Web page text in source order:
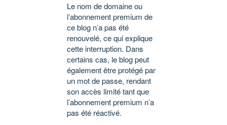
Le nom de domaine ou
l’abonnement premium de
ce blog n’a pas été
renouvelé, ce qui explique
cette interruption. Dans
certains cas, le blog peut
également être protégé par
un mot de passe, rendant
son accès limité tant que
l’abonnement premium n’a
pas été réactivé.